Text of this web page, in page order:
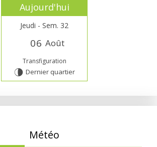
Aujourd'hui
Jeudi - Sem. 32
06 Août
Transfiguration
U Dernier quartier
Météo